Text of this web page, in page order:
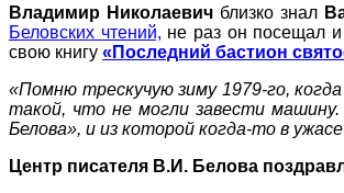
Владимир Николаевичблизко знал
Беловских чтений, не раз он посещал и
свою книгу «Последний бастион
«Помню трескучую зиму 1979-го,
такой, что не могли завести
Белова», и из которой когда-то в
Центр писателя В.И. Белова